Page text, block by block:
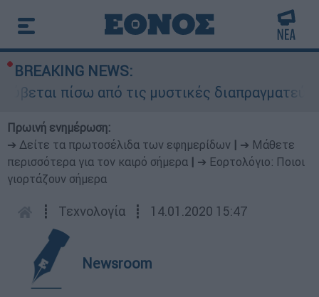
BREAKING NEWS:
πίσω από τις μυστικές
Πρωινή ενημέρωση:
➔ Δείτε τα πρωτοσέλιδα των εφημερίδων
➔ Μάθετε
περισσότερα για τον καιρό σήμερα
➔ Εορτολόγιο: Ποιοι
γιορτάζουν σήμερα
┋ Τεχνολογία ┋ 14.01.2020 15:47
Newsroom